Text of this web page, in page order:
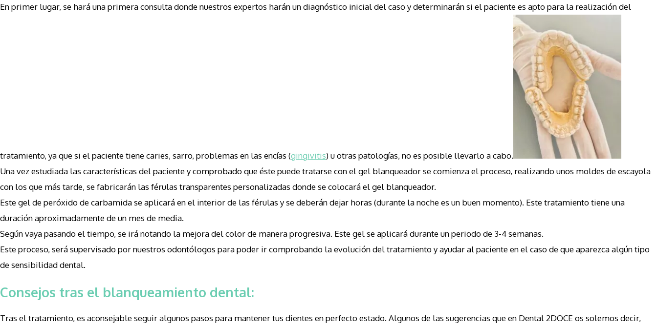
En primer lugar, se hará una primera consulta donde nuestros expertos harán un diagnóstico inicial del caso y determinarán si el paciente es apto para la realización del
tratamiento, ya que si el paciente tiene caries, sarro, problemas en las encías (gingivitis) u otras patologías, no es posible llevarlo a cabo.
Una vez estudiada las características del paciente y comprobado que éste puede tratarse con el gel blanqueador se comienza el proceso, realizando unos moldes de escayola
con los que más tarde, se fabricarán las férulas transparentes personalizadas donde se colocará el gel blanqueador.
Este gel de peróxido de carbamida se aplicará en el interior de las férulas y se deberán dejar horas (durante la noche es un buen momento). Este tratamiento tiene una
duración aproximadamente de un mes de media.
Según vaya pasando el tiempo, se irá notando la mejora del color de manera progresiva. Este gel se aplicará durante un periodo de 3-4 semanas.
Este proceso, será supervisado por nuestros odontólogos para poder ir comprobando la evolución del tratamiento y ayudar al paciente en el caso de que aparezca algún tipo
de sensibilidad dental.
Consejos tras el blanqueamiento dental:
Tras el tratamiento, es aconsejable seguir algunos pasos para mantener tus dientes en perfecto estado. Algunos de las sugerencias que en Dental 2DOCE os solemos decir,